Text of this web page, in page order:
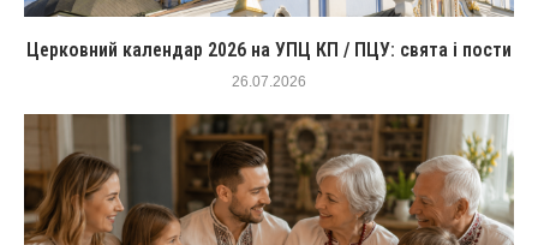
Церковний календар 2026 на УПЦ КП / ПЦУ: свята і пости
26.07.2026